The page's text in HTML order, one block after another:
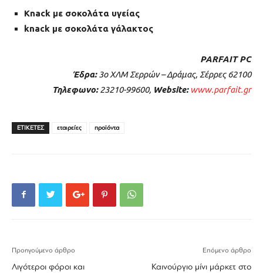
Κnack με σοκολάτα υγείας
knack με σοκολάτα γάλακτος
PARFAIT PC
Έδρα:3ο ΧΛΜ Σερρών – Δράμας, Σέρρες 62100
Τηλεφωνο:23210-99600, Website: www.parfait.gr
ΕΤΙΚΕΤΕΣ εταιρείες προϊόντα
Προηγούμενο άρθρο
Λιγότεροι φόροι και
Επόμενο άρθρο
Καινούργιο μίνι μάρκετ στο